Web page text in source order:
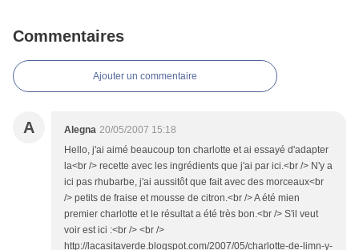
Commentaires
Ajouter un commentaire
A Alegna 20/05/2007 15:18
Hello, j'ai aimé beaucoup ton charlotte et ai essayé d'adapter
la<br /> recette avec les ingrédients que j'ai par ici.<br /> N'y a
ici pas rhubarbe, j'ai aussitôt que fait avec des morceaux<br
/> petits de fraise et mousse de citron.<br /> A été mien
premier charlotte et le résultat a été très bon.<br /> S'il veut
voir est ici :<br /> <br />
http://lacasitaverde.blogspot.com/2007/05/charlotte-de-limn-y-